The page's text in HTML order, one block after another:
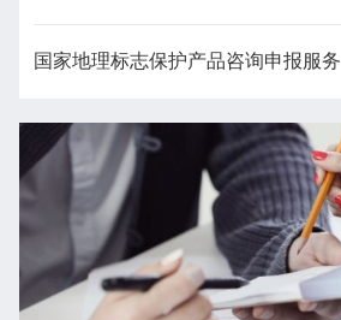
国家地理标志保护产品咨询申报服务